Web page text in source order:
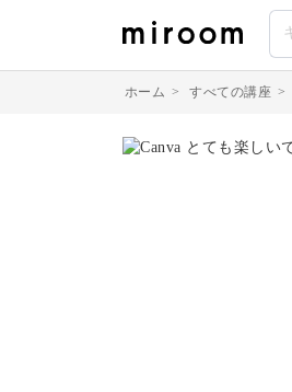
ホーム > すべての講座 >